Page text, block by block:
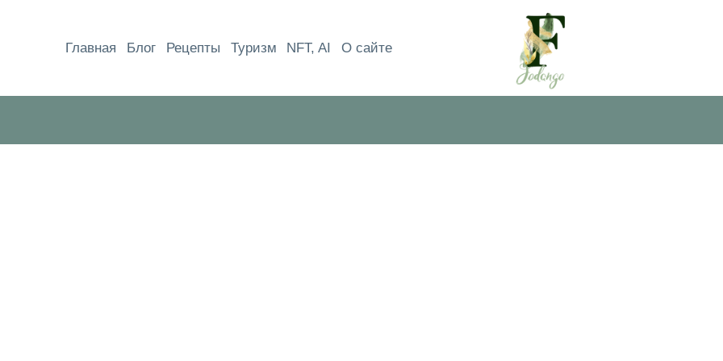
содержимомуГлавная Блог Рецепты Туризм NFT, AI О сайте